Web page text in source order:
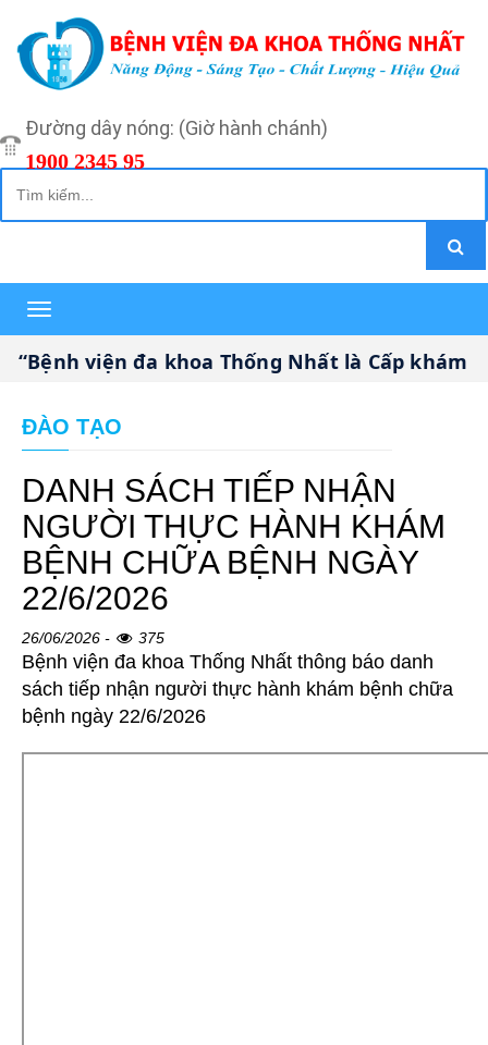
Đường dây nóng: (Giờ hành chánh)
1900 2345 95
Toggle
navigation
viện đa khoa Thống Nhất là Cấp khám
ĐÀO TẠO
DANH SÁCH TIẾP NHẬN
NGƯỜI THỰC HÀNH KHÁM
BỆNH CHỮA BỆNH NGÀY
22/6/2026
26/06/2026 - 375
Bệnh viện đa khoa Thống Nhất thông báo danh
sách tiếp nhận người thực hành khám bệnh chữa
bệnh ngày 22/6/2026